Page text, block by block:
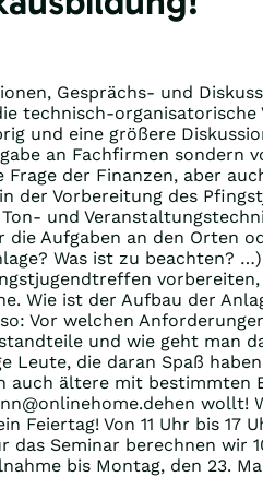
Gesprächs- und
technisch-organisatorische
und eine größere
an Fachfirmen sondern
der Finanzen, aber
der Vorbereitung des
und
Aufgaben an den Orten
Was ist zu beachten?
Wie ist der Aufbau der
Vor welchen
und wie geht man
Leute, die daran Spaß
auch ältere mit bestimmten
wollt!
Feiertag! Von 11 Uhr bis 17
das Seminar berechnen wir
bis Montag, den 23.